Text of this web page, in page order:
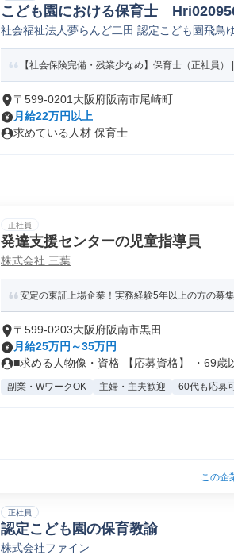
こども園における保育士
社会福祉法人夢らんど二田 認定こども園飛鳥
【社会保険完備・残業少なめ】保育士（正社員）
〒599-0201大阪府阪南市尾崎町
月給22万円以上
求めている人材 保育士
正社員
発達支援センターの児童指導員
株式会社 三葉
安定の東証上場企業！実務経験5年以上の方の募
〒599-0203大阪府阪南市黒田
月給25万円～35万円
■求める人物像・資格 【応募資格】 ・69歳
副業・WワークOK 主婦・主夫歓迎 60代も応募
この企
正社員
認定こども園の保育教諭
株式会社ファイン